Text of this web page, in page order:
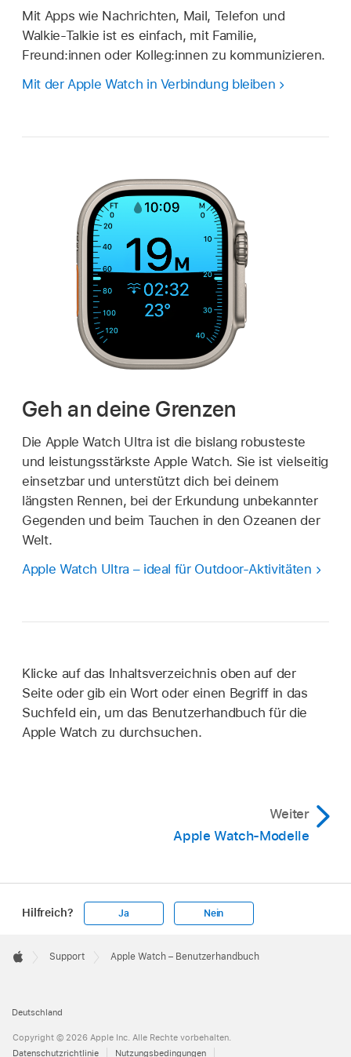
Mit Apps wie Nachrichten, Mail, Telefon und
Walkie-Talkie ist es einfach, mit Familie,
Freund:innen oder Kolleg:innen zu kommunizieren.
Mit der Apple Watch in Verbindung bleiben
Geh an deine Grenzen
Die Apple Watch Ultra ist die bislang robusteste
und leistungsstärkste Apple Watch. Sie ist vielseitig
einsetzbar und unterstützt dich bei deinem
längsten Rennen, bei der Erkundung unbekannter
Gegenden und beim Tauchen in den Ozeanen der
Welt.
Apple Watch Ultra – ideal für Outdoor-Aktivitäten
Klicke auf das Inhaltsverzeichnis oben auf der
Seite oder gib ein Wort oder einen Begriff in das
Suchfeld ein, um das Benutzerhandbuch für die
Apple Watch zu durchsuchen.
Weiter
Apple Watch-Modelle
Hilfreich? Ja Nein
Footer

Support Apple Watch – Benutzerhandbuch
Deutschland
Copyright © 2026 Apple Inc. Alle Rechte vorbehalten.
Datenschutzrichtlinie
Nutzungsbedingungen